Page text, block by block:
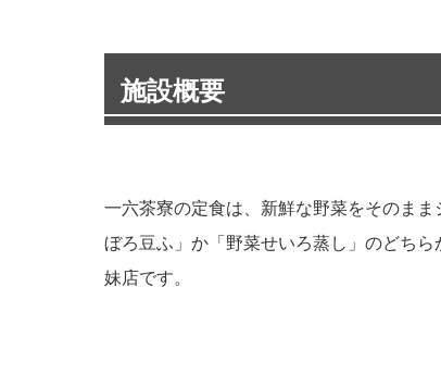
施設概要
一六茶寮の定食は、新鮮な野菜をそのま
ぼろ豆ふ」か「野菜せいろ蒸し」のどち
妹店です。